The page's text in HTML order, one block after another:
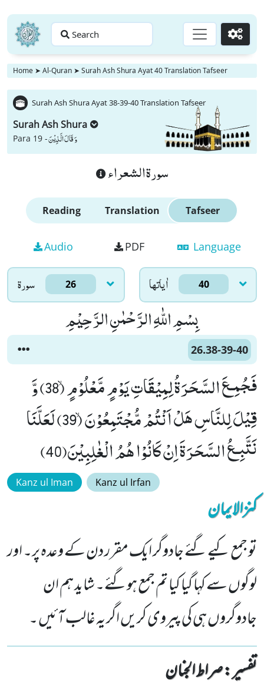
Search Go
Home ➤ Al-Quran ➤ Surah Ash Shura Ayat 40 Translation Tafseer
Surah Ash Shura Ayat 38-39-40 Translation Tafseer
Surah Ash Shura
Para 19 -وَ قَالَ الَّذِیْنَ
سورة الشعراء
Reading Translation Tafseer
Audio PDF Language
سورۃ 26 اٰياتها 40
بِسْمِ اللّٰهِ الرَّحْمٰنِ الرَّحِیْمِ
26.38-39-40
فَجُمِـعَ السَّحَرَةُ لِمِیْقَاتِ یَوْمٍ مَّعْلُوْمٍۙ (38) وَّ
قِیْلَ لِلنَّاسِ هَلْ اَنْتُمْ مُّجْتَمِعُوْنَۙ (39) لَعَلَّنَا
نَتَّبِـعُ السَّحَرَةَ اِنْ كَانُوْا هُمُ الْغٰلِبِیْنَ(40)
Kanz ul Iman Kanz ul Irfan
کنزالایمان
تو جمع کیے گئے جادوگر ایک مقرر دن کے وعدہ پر۔ اور
لوگوں سے کہا گیا کیا تم جمع ہوگئے۔ شاید ہم ان
جادوگروں ہی کی پیروی کریں اگر یہ غالب آئیں ۔
تفسیر : ‎صراط الجنان